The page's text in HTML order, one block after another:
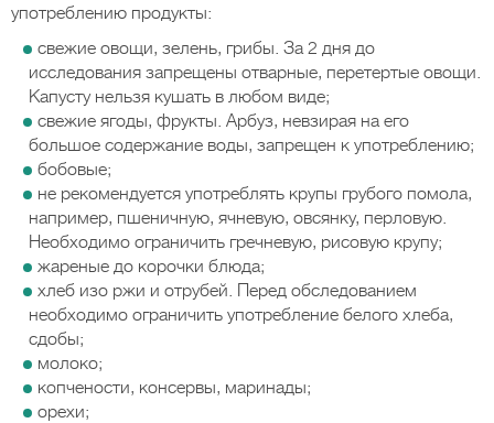
употреблению продукты:
свежие овощи, зелень, грибы. За 2 дня до
исследования запрещены отварные, перетертые овощи.
Капусту нельзя кушать в любом виде;
свежие ягоды, фрукты. Арбуз, невзирая на его
большое содержание воды, запрещен к употреблению;
бобовые;
не рекомендуется употреблять крупы грубого помола,
например, пшеничную, ячневую, овсянку, перловую.
Необходимо ограничить гречневую, рисовую крупу;
жареные до корочки блюда;
хлеб изо ржи и отрубей. Перед обследованием
необходимо ограничить употребление белого хлеба,
сдобы;
молоко;
копчености, консервы, маринады;
орехи;